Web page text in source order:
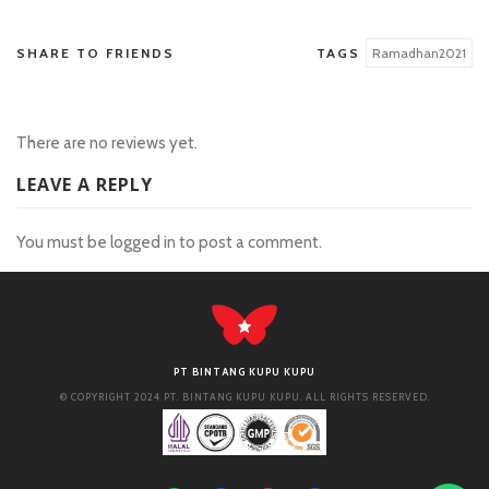
SHARE TO FRIENDS TAGS Ramadhan2021
There are no reviews yet.
LEAVE A REPLY
You must be logged in to post a comment.
PT BINTANG KUPU KUPU
© COPYRIGHT 2024 PT. BINTANG KUPU KUPU. ALL RIGHTS RESERVED.